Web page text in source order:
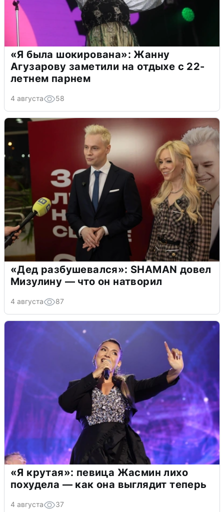
«Я была шокирована»: Жанну
Агузарову заметили на отдыхе с 22-
летнем парнем
4 августа 58
«Дед разбушевался»: SHAMAN довел
Мизулину — что он натворил
4 августа 87
«Я крутая»: певица Жасмин лихо
похудела — как она выглядит теперь
4 августа 37